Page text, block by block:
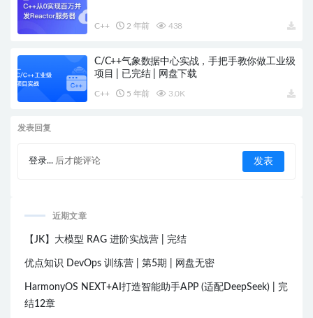
C++ 2 年前 438
C/C++气象数据中心实战，手把手教你做工业级
项目 | 已完结 | 网盘下载
C++ 5 年前 3.0K
发表回复
登录... 后才能评论
近期文章
【JK】大模型 RAG 进阶实战营 | 完结
优点知识 DevOps 训练营 | 第5期 | 网盘无密
HarmonyOS NEXT+AI打造智能助手APP (适配DeepSeek) | 完
结12章